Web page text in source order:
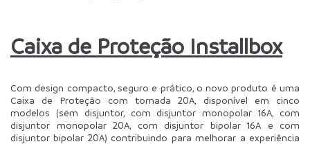
Caixa de Proteção Installbox
Com design compacto, seguro e prático, o novo produto é uma
Caixa de Proteção com tomada 20A, disponível em cinco
modelos (sem disjuntor, com disjuntor monopolar 16A, com
disjuntor monopolar 20A, com disjuntor bipolar 16A e com
disjuntor bipolar 20A) contribuindo para melhorar a experiência